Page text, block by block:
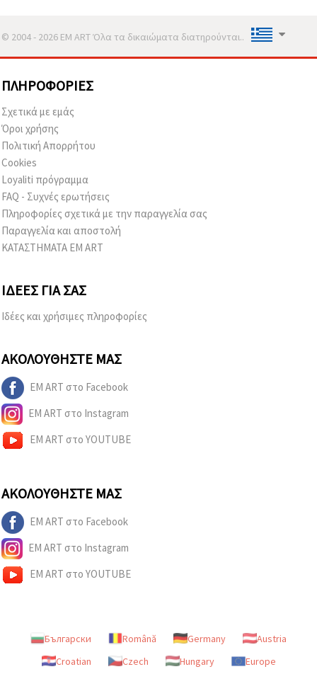
© 2004 - 2026 EM ART Όλα τα δικαιώματα διατηρούνται..
ΠΛΗΡΟΦΟΡΊΕΣ
Σχετικά με εμάς
Όροι χρήσης
Πολιτική Απορρήτου
Cookies
Loyaliti πρόγραμμα
FAQ - Συχνές ερωτήσεις
Πληροφορίες σχετικά με την παραγγελία σας
Παραγγελία και αποστολή
ΚΑΤΑΣΤΗΜΑΤΑ EM ART
ΙΔΈΕΣ ΓΙΑ ΣΑΣ
Ιδέες και χρήσιμες πληροφορίες
ΑΚΟΛΟΥΘΉΣΤΕ ΜΑΣ
EM ART στο Facebook
EM ART στο Instagram
EM ART στο YOUTUBE
ΑΚΟΛΟΥΘΉΣΤΕ ΜΑΣ
EM ART στο Facebook
EM ART στο Instagram
EM ART στο YOUTUBE
Български Română Germany
Austria
Croatian
Czech Hungary Europe